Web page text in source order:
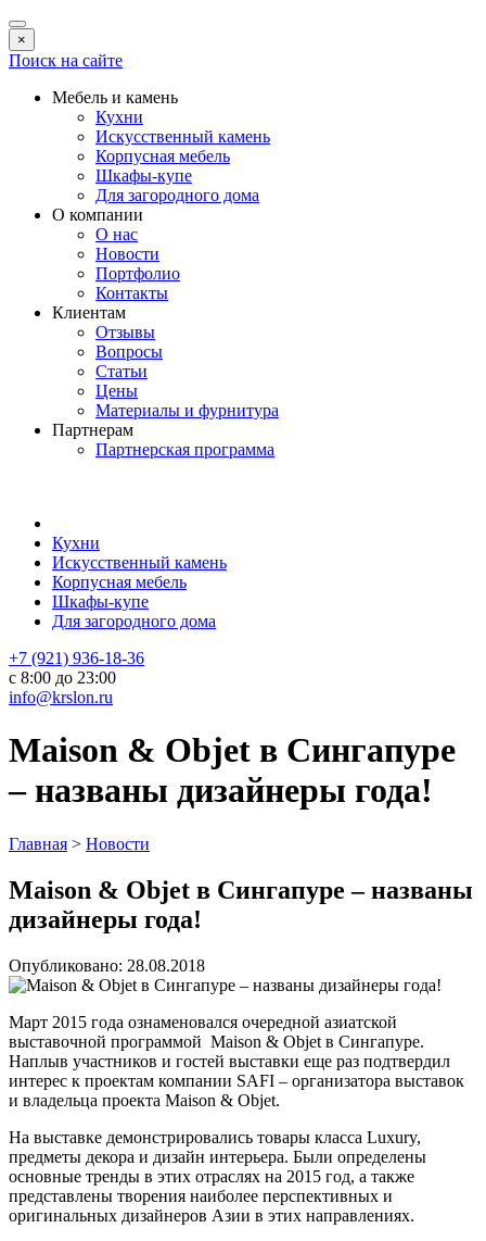
×
Поиск на сайте
Мебель и камень
Кухни
Искусственный камень
Корпусная мебель
Шкафы-купе
Для загородного дома
О компании
О нас
Новости
Портфолио
Контакты
Клиентам
Отзывы
Вопросы
Статьи
Цены
Материалы и фурнитура
Партнерам
Партнерская программа
Кухни
Искусственный камень
Корпусная мебель
Шкафы-купе
Для загородного дома
+7 (921) 936-18-36
с 8:00 до 23:00
info@krslon.ru
Maison & Objet в Сингапуре
– названы дизайнеры года!
Главная > Новости
Maison & Objet в Сингапуре – названы
дизайнеры года!
Опубликовано: 28.08.2018
Март 2015 года ознаменовался очередной азиатской
выставочной программой Maison & Objet в Сингапуре.
Наплыв участников и гостей выставки еще раз подтвердил
интерес к проектам компании SAFI – организатора выставок
и владельца проекта Maison & Objet.
На выставке демонстрировались товары класса Luxury,
предметы декора и дизайн интерьера. Были определены
основные тренды в этих отраслях на 2015 год, а также
представлены творения наиболее перспективных и
оригинальных дизайнеров Азии в этих направлениях.